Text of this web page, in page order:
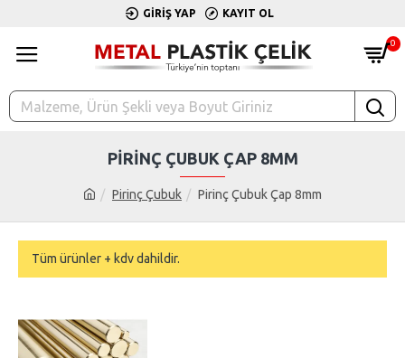
GIRIŞ YAP KAYIT OL
0
Pirinç Çubuk Pirinç Çubuk Çap 8mm
PIRINÇ ÇUBUK ÇAP 8MM
Tüm ürünler + kdv dahildir.